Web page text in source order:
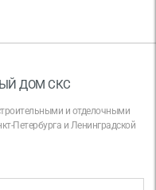
ДОМ СКС
и отделочными
Петербурга и Ленинградской